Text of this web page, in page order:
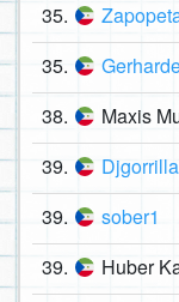
35.
35.
38. Maxis
39. Djgorrilla
39. sober1
39. Huber